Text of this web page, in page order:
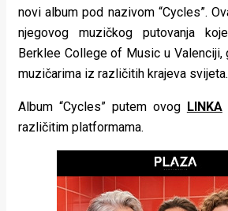
pokretu
rade
novi album pod nazivom “Cycles”.
njegovog muzičkog putovanja
Berklee College of Music u Valenciji,
muzičarima iz različitih krajeva svijeta.
Album “Cycles” putem ovog LINKA
različitim platformama.